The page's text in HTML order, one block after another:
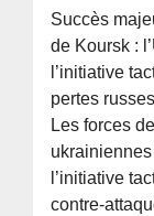
Succès
de Koursk :
l’initiative
pertes
Les forces
l’initiative
contre-